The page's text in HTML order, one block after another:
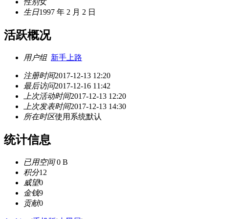
性别女
生日1997 年 2 月 2 日
活跃概况
用户组 新手上路
注册时间2017-12-13 12:20
最后访问2017-12-16 11:42
上次活动时间2017-12-13 12:20
上次发表时间2017-12-13 14:30
所在时区使用系统默认
统计信息
已用空间0 B
积分12
威望0
金钱9
贡献0